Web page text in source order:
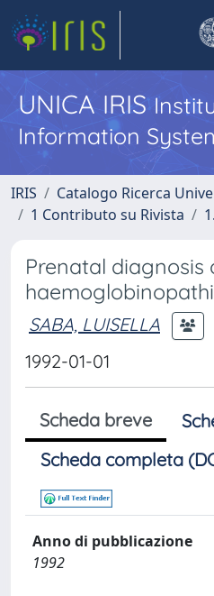
UNICA IRIS
Information
IRIS
Catalogo Ricerca
1 Contributo su Rivista
Prenatal diagnosis
SABA, LUISELLA
1992-01-01
Scheda breve
Scheda completa
Anno di pubblicazione
1992